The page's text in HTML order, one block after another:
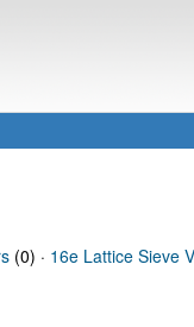
(0) · 16e Lattice Sieve